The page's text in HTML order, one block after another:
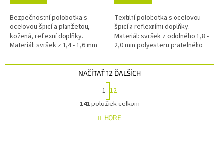
Bezpečnostní polobotka s
ocelovou špicí a planžetou,
kožená, reflexní doplňky.
Materiál: svršek z 1,4 - 1,6 mm
1,6 - 1,8 mm hladkou štípenkou s
Textilní polobotka s ocelovou
špicí a reflexními doplňky.
Materiál: svršek z odolného 1,8 -
2,0 mm polyesteru pratelného
textilní podšívka, PU-PU,...
O
v
l
á
NAČÍTAŤ 12 ĎALŠÍCH
t
r
á
n
k
v
1 12
141položiek celkom
HORE